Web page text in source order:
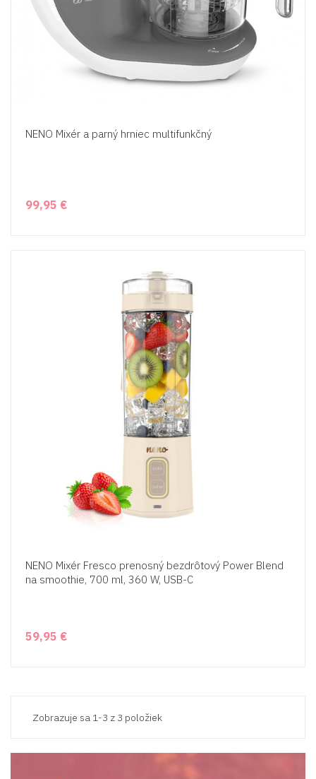
NENO Mixér a parný hrniec multifunkčný
99,95 €
NENO Mixér Fresco prenosný bezdrôtový Power Blend
na smoothie, 700 ml, 360 W, USB-C
59,95 €
Zobrazuje sa 1-3 z 3 položiek